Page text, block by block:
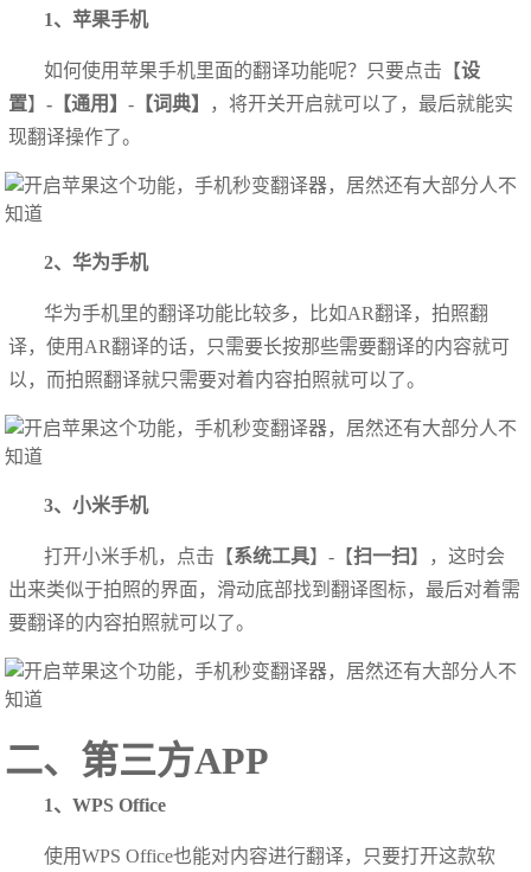
1、苹果手机
如何使用苹果手机里面的翻译功能呢？只要点击【设
置】-【通用】- 【词典】
，将开关开启就可以了，最后就能实
现翻译操作了。
2、华为手机
华为手机里的翻译功能比较多，比如AR翻译，拍照翻
译，使用AR翻译的话，只需要长按那些需要翻译的内容就可
以，而拍照翻译就只需要对着内容拍照就可以了。
3、小米手机
打开小米手机，点击【系统工具】-【扫一扫】，这时会
出来类似于拍照的界面，滑动底部找到翻译图标，最后对着需
要翻译的内容拍照就可以了。
二、第三方APP
1、WPS Office
使用WPS Office也能对内容进行翻译，只要打开这款软